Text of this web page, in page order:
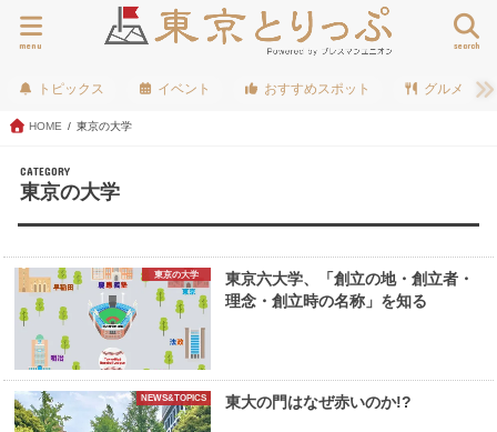
search
menu
トピックス イベント おすすめスポット グルメ
HOME 東京の大学
CATEGORY
東京の大学
東京の大学
東京六大学、「創立の地・創立者・
理念・創立時の名称」を知る
NEWS&TOPICS 東大の門はなぜ赤いのか!?